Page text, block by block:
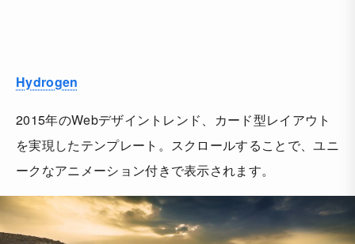
Hydrogen
2015年のWebデザイントレンド、カード型レイアウト
を実現したテンプレート。スクロールすることで、ユニ
ークなアニメーション付きで表示されます。